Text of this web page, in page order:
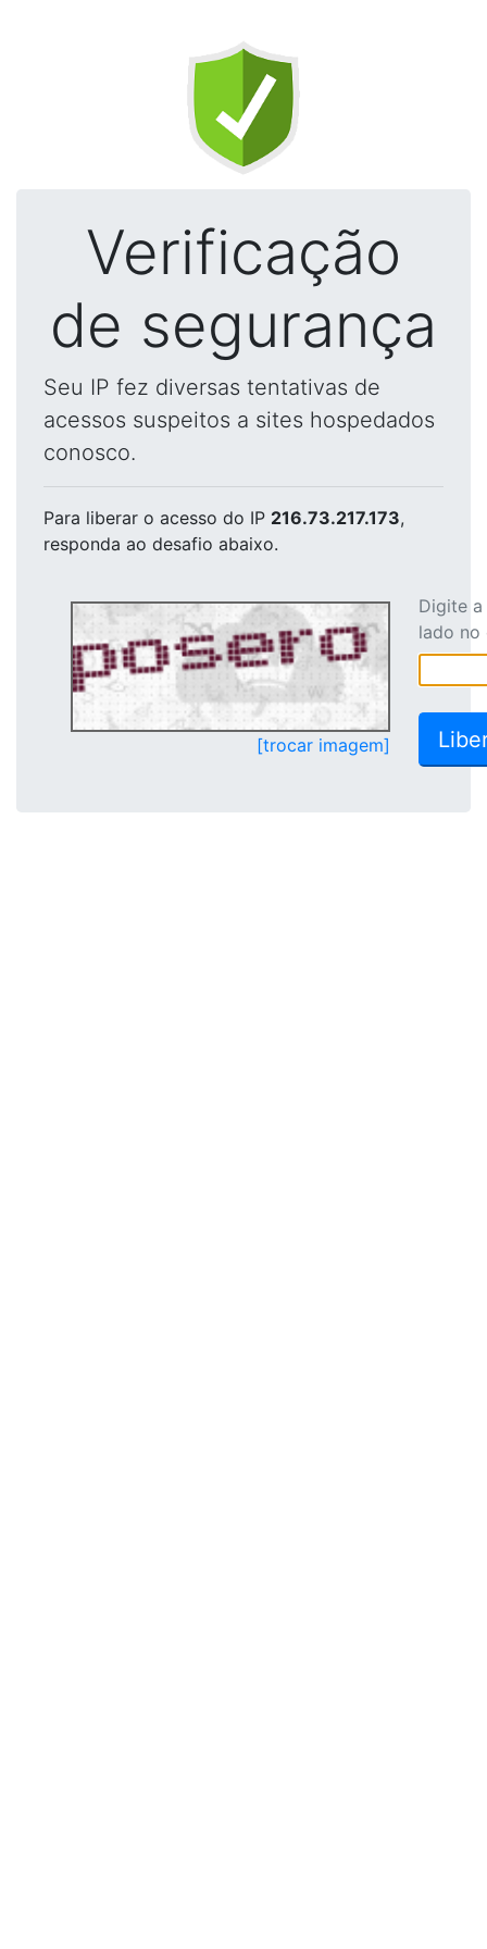
Verificação
de segurança
Seu IP fez diversas tentativas de
acessos suspeitos a sites hospedados
conosco.
Para liberar o acesso do IP 216.73.217.173,
responda ao desafio abaixo.
[trocar imagem]
Digite
lado no